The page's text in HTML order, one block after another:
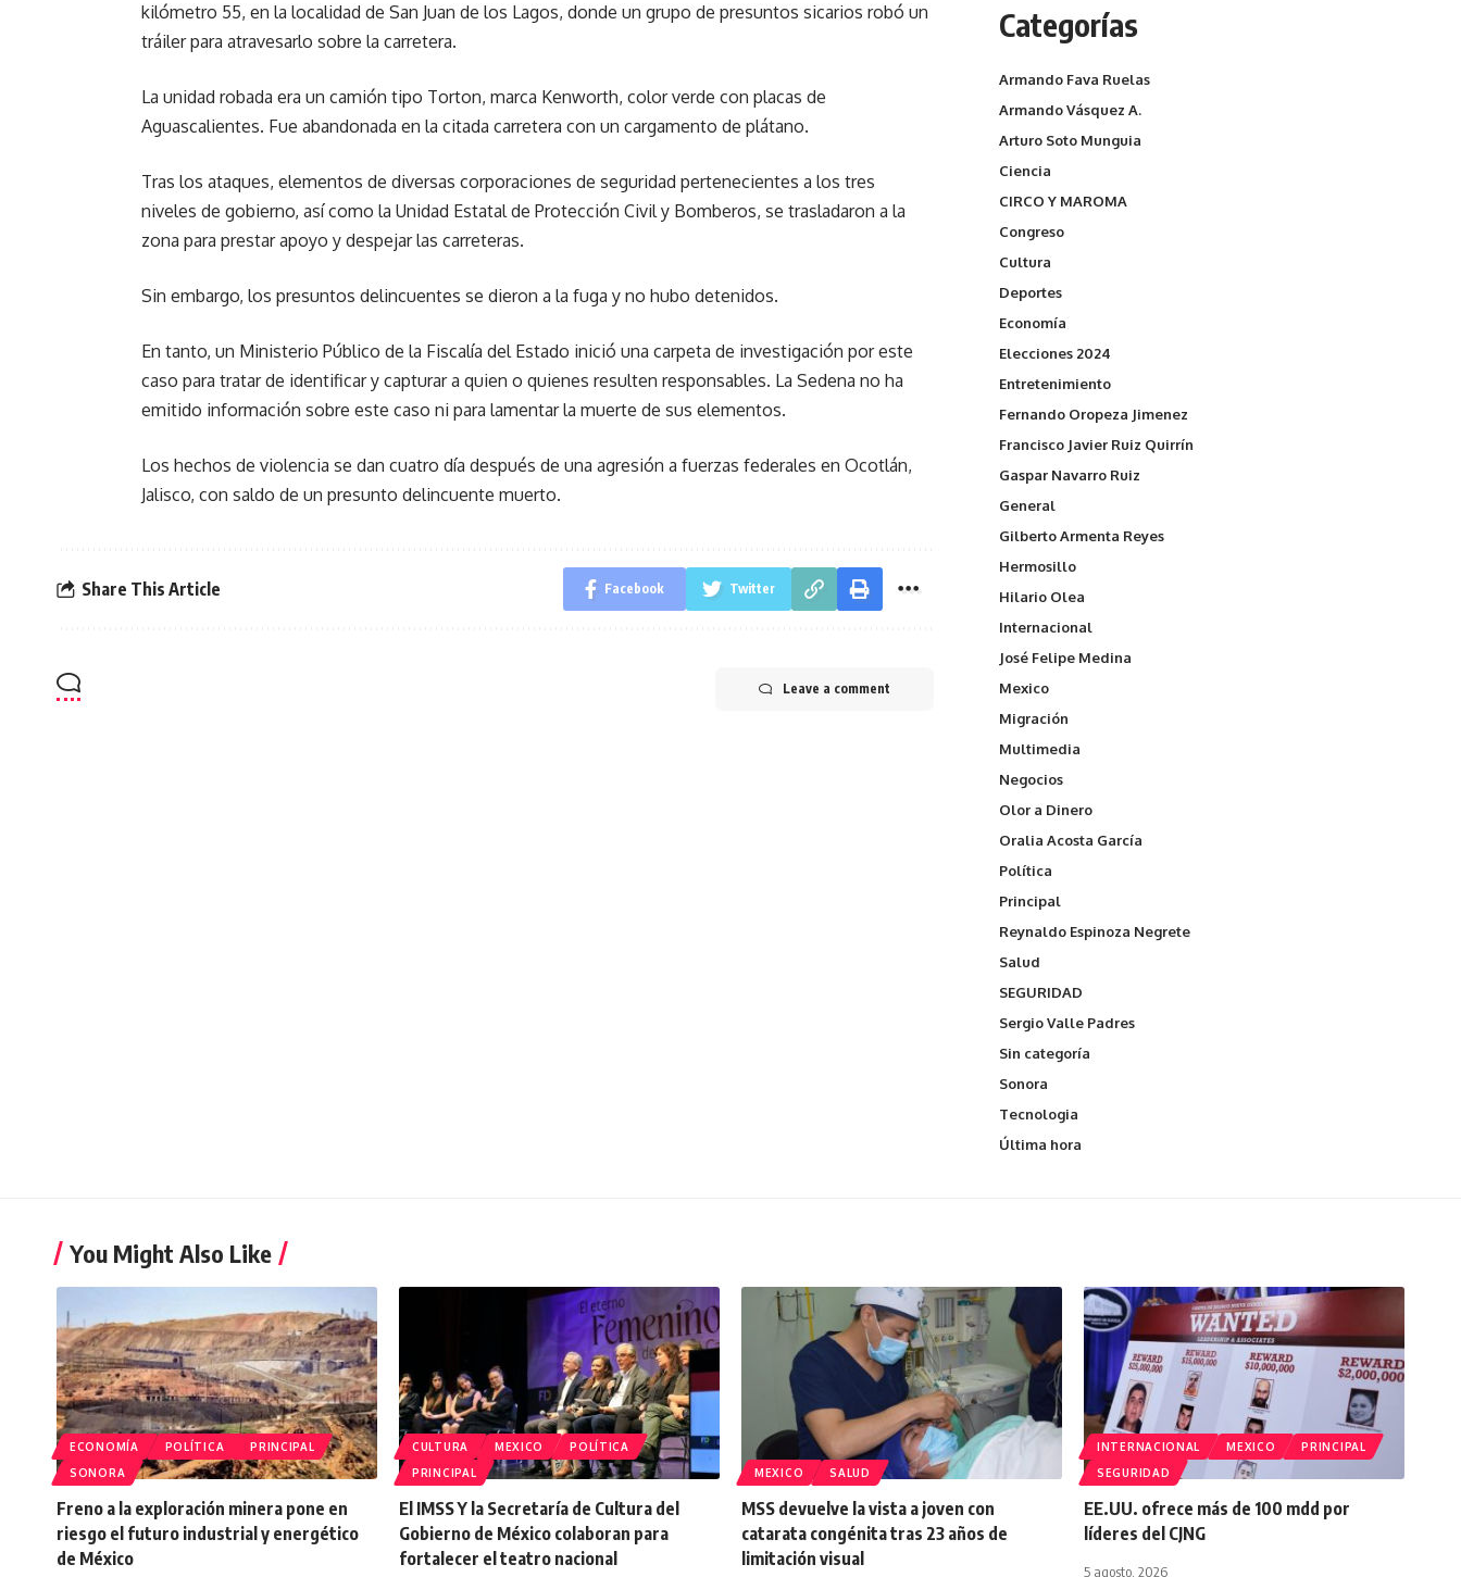
kilómetro 55, en la localidad de San Juan de los Lagos, donde un grupo de presuntos sicarios robó un
tráiler para atravesarlo sobre la carretera.
La unidad robada era un camión tipo Torton, marca Kenworth, color verde con placas de
Aguascalientes. Fue abandonada en la citada carretera con un cargamento de plátano.
Tras los ataques, elementos de diversas corporaciones de seguridad pertenecientes a los tres
niveles de gobierno, así como la Unidad Estatal de Protección Civil y Bomberos, se trasladaron a la
zona para prestar apoyo y despejar las carreteras.
Sin embargo, los presuntos delincuentes se dieron a la fuga y no hubo detenidos.
En tanto, un Ministerio Público de la Fiscalía del Estado inició una carpeta de investigación por este
caso para tratar de identificar y capturar a quien o quienes resulten responsables. La Sedena no ha
emitido información sobre este caso ni para lamentar la muerte de sus elementos.
Los hechos de violencia se dan cuatro día después de una agresión a fuerzas federales en Ocotlán,
Jalisco, con saldo de un presunto delincuente muerto.
Share This Article Facebook Twitter
Leave a comment
Categorías
Armando Fava Ruelas
Armando Vásquez A.
Arturo Soto Munguia
Ciencia
CIRCO Y MAROMA
Congreso
Cultura
Deportes
Economía
Elecciones 2024
Entretenimiento
Fernando Oropeza Jimenez
Francisco Javier Ruiz Quirrín
Gaspar Navarro Ruiz
General
Gilberto Armenta Reyes
Hermosillo
Hilario Olea
Internacional
José Felipe Medina
Mexico
Migración
Multimedia
Negocios
Olor a Dinero
Oralia Acosta García
Política
Principal
Reynaldo Espinoza Negrete
Salud
SEGURIDAD
Sergio Valle Padres
Sin categoría
Sonora
Tecnologia
Última hora
You Might Also Like
ECONOMÍA POLÍTICA
PRINCIPAL
SONORA
Freno a la exploración minera pone en
riesgo el futuro industrial y energético
de México
CULTURA MEXICO
POLÍTICA
PRINCIPAL
El IMSS Y la Secretaría de Cultura del
Gobierno de México colaboran para
fortalecer el teatro nacional
MEXICO SALUD
MSS devuelve la vista a joven con
catarata congénita tras 23 años de
limitación visual
INTERNACIONAL MEXICO
PRINCIPAL
SEGURIDAD
EE.UU. ofrece más de 100 mdd por
líderes del CJNG
5 agosto, 2026